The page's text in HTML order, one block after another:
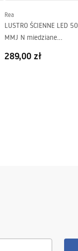
Rea
LUSTRO ŚCIENNE LED
MMJ N miedziane
289,00 zł